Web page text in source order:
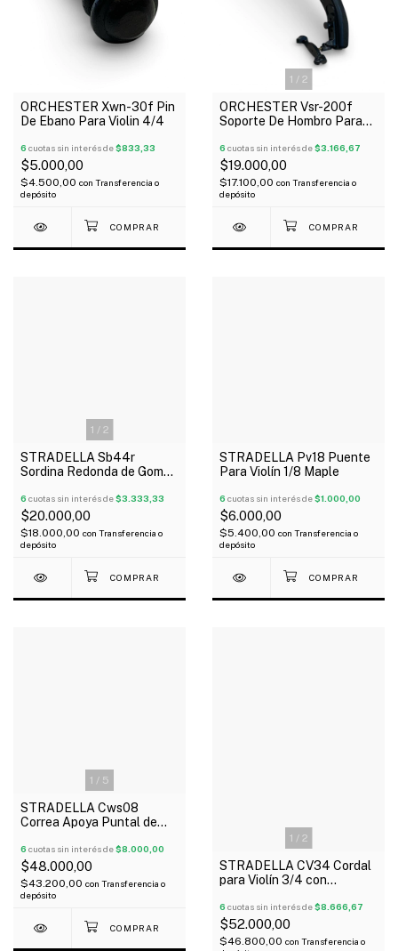
ORCHESTER Xwn-30f Pin
De Ebano Para Violin 4/4
6 cuotas sin interés de$833,33
$5.000,00
$4.500,00 con Transferencia o
depósito
1 / 2
ORCHESTER Vsr-200f
Soporte De Hombro Para
6 cuotas sin interés de$3.166,67
$19.000,00
$17.100,00 con Transferencia o
depósito
1 / 2
STRADELLA Sb44r
Sordina Redonda de Goma
6 cuotas sin interés de$3.333,33
$20.000,00
$18.000,00 con Transferencia o
depósito
STRADELLA Pv18 Puente
Para Violín 1/8 Maple
6 cuotas sin interés de$1.000,00
$6.000,00
$5.400,00 con Transferencia o
depósito
1 / 5
STRADELLA Cws08
Correa Apoya Puntal de
Regulable
6 cuotas sin interés de$8.000,00
$48.000,00
$43.200,00 con Transferencia o
depósito
1 / 2
STRADELLA CV34 Cordal
para Violín 3/4 con
6 cuotas sin interés de$8.666,67
$52.000,00
$46.800,00 con Transferencia o